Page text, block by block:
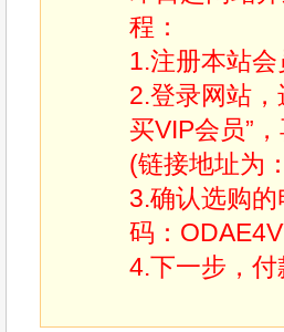
程：
1.注册本站会
2.登录网站，
买VIP会员”
(链接地址为
3.确认选购
码：
4.下一步，